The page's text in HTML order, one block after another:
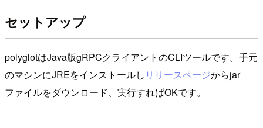
セットアップ
polyglotはJava版gRPCクライアントのCLIツールです。手元
のマシンにJREをインストールし リリースページからjar
ファイルをダウンロード、実行すればOKです。